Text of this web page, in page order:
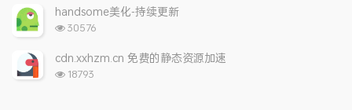
次
数:
handsome美化-持续更新
浏
次
数:
30576
cdn.xxhzm.cn 免费的静态资源加速
浏
18793